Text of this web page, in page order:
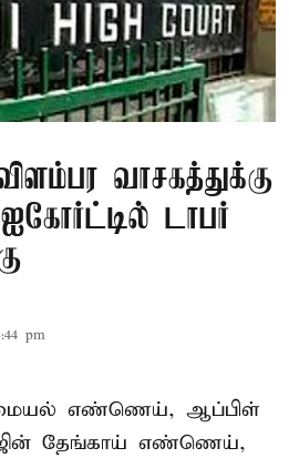
வாசகத்துக்கு
டாபர்
pm
எண்ணெய், ஆப்பிள்
தேங்காய் எண்ணெய்,